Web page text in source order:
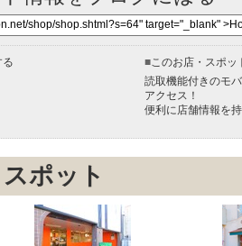
る ■ このお店・スポ
読取機能付きのモ
アクセス！
便利に店舗情報を
ポット